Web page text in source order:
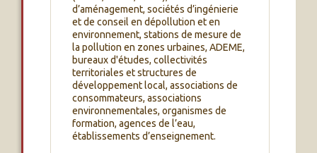
d’aménagement, sociétés d’ingénierie
et de conseil en dépollution et en
environnement, stations de mesure de
la pollution en zones urbaines, ADEME,
bureaux d'études, collectivités
territoriales et structures de
développement local, associations de
consommateurs, associations
environnementales, organismes de
formation, agences de l’eau,
établissements d’enseignement.